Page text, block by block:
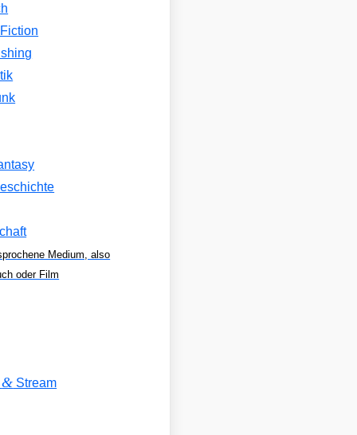
Medium, also
oder Film
& Stream